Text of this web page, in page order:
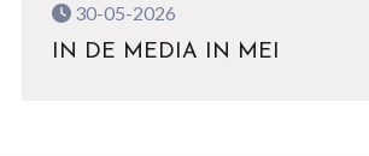
30-05-2026
IN DE MEDIA IN MEI